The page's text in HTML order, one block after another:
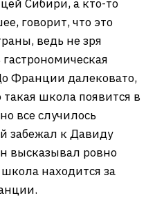
Сибири, а кто-то
говорит, что это
ведь не зря
Франции далековато,
школа появится в
все случилось
забежал к Давиду
высказывал ровно
находится за